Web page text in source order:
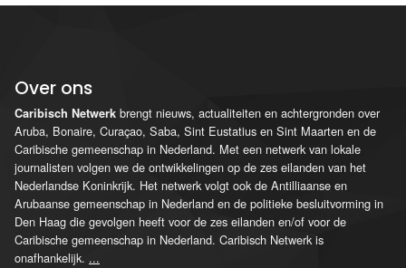
Over ons
Caribisch Netwerk brengt nieuws, actualiteiten en achtergronden over
Aruba, Bonaire, Curaçao, Saba, Sint Eustatius en Sint Maarten en de
Caribische gemeenschap in Nederland. Met een netwerk van lokale
journalisten volgen we de ontwikkelingen op de zes eilanden van het
Nederlandse Koninkrijk. Het netwerk volgt ook de Antilliaanse en
Arubaanse gemeenschap in Nederland en de politieke besluitvorming in
Den Haag die gevolgen heeft voor de zes eilanden en/of voor de
Caribische gemeenschap in Nederland. Caribisch Netwerk is
onafhankelijk. ...